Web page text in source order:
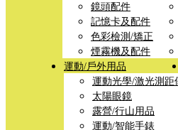
鏡頭配件
記憶卡及配件
色彩檢測/矯正
煙霧機及配件
運動/戶外用品
運動光學/激光測距
太陽眼鏡
露營/行山用品
運動/智能手錶